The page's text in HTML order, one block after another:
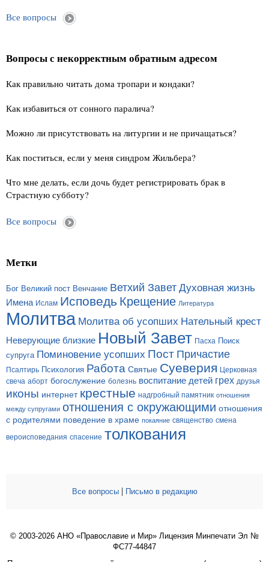
Все вопросы
Вопросы с некорректным обратным адресом
Как правильно читать дома тропари и кондаки?
Как избавиться от сонного паралича?
Можно ли присутствовать на литургии и не причащаться?
Как поститься, если у меня синдром Жильбера?
Что мне делать, если дочь будет регистрировать брак в
Страстную субботу?
Все вопросы
Метки
Бог Великий пост Венчание Ветхий Завет Духовная жизнь
Имена Ислам Исповедь Крещение Литература
Молитва Молитва об усопших Нательный крест
Неверующие близкие Новый Завет Пасха Поиск
супруга Поминовение усопших Пост Причастие
Псалтирь Психология Работа Святые Суеверия Церковная
свеча аборт богослужение болезнь воспитание детей грех друзья
иконы интернет крестные надгробный памятник отношения
между супругами отношения с окружающими отношения
с родителями поведение в храме покаяние священство смена
вероисповедания спасение толкования
Все вопросы| Письмо в редакцию
© 2003-2026 АНО «Православие и Мир» Лицензия Минпечати Эл №
ФС77-44847